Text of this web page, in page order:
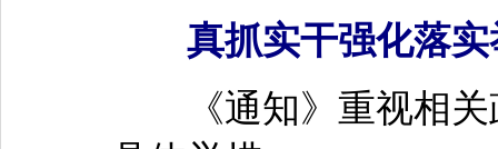
真抓实干强化落实
《通知》重视相关